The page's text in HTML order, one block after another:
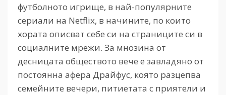
футболното игрище, в най-популярните
сериали на Netflix, в начините, по които
хората описват себе си на страниците си в
социалните мрежи. За мнозина от
десницата обществото вече е завладяно от
постоянна афера Драйфус, която разцепва
семейните вечери, питиетата с приятели и